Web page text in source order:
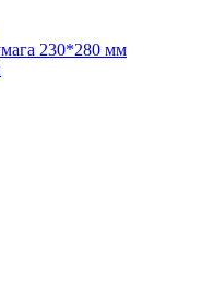
230*280 мм